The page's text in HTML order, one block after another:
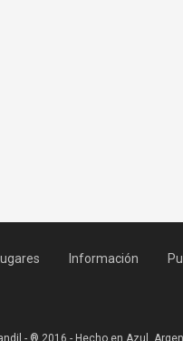
Lugares Información
- ® 2016 - Hecho en Azul,